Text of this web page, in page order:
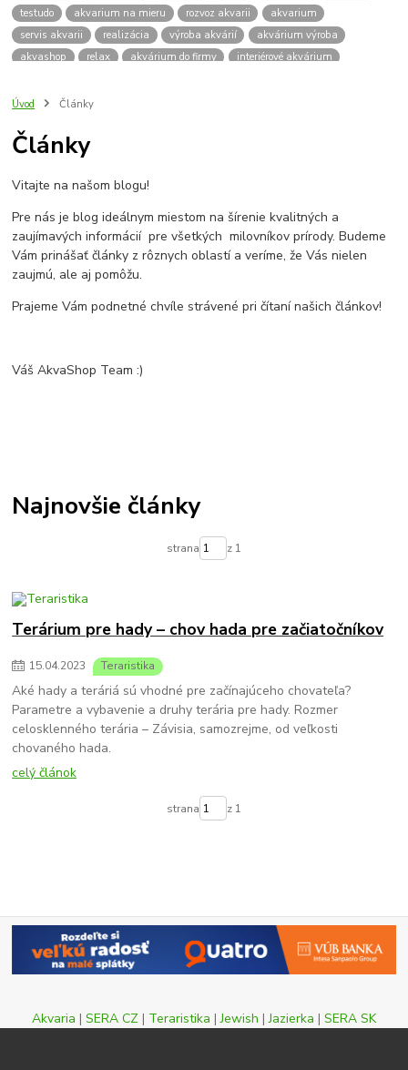
testudo
akvarium na mieru rozvoz akvarii
akvarium
servis akvarii
realizácia výroba akvárií
akvárium výroba
akvashop
relax akvárium do firmy
interiérové akvárium
insektárium
skrinka
podstavec
Testudo horsfieldii
Korytnačka stepná
zriaďovanie terária
terárium pre suchozemskú korytnačku
želva
korytnačky
Bratislava
vyroba akvarii akvarium dovoz
rozvoz akvarií
záruka na akvárium
Úvod Články
Články
Vitajte na našom blogu!
Pre nás je blog ideálnym miestom na šírenie kvalitných a
zaujímavých informácií pre všetkých milovníkov prírody. Budeme
Vám prinášať články z rôznych oblastí a veríme, že Vás nielen
zaujmú, ale aj pomôžu.
Prajeme Vám podnetné chvíle strávené pri čítaní našich článkov!
Váš AkvaShop Team :)
Najnovšie články
strana z 1
Terárium pre hady – chov hada pre začiatočníkov
15.04.2023 Teraristika
Aké hady a teráriá sú vhodné pre začínajúceho chovateľa?
Parametre a vybavenie a druhy terária pre hady. Rozmer
celosklenného terária – Závisia, samozrejme, od veľkosti
chovaného hada.
celý článok
strana z 1
Akvaria | SERA CZ | Teraristika |Jewish |Jazierka | SERA SK